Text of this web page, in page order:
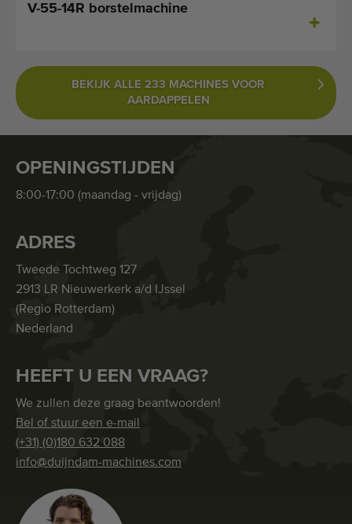
V-55-14R borstelmachine
BEKIJK ALLE 233 MACHINES VOOR
AARDAPPELEN
OPENINGSTIJDEN
8:00-17:00 (maandag - vrijdag)
ADRES
Tweede Tochtweg 127
2913 LR Nieuwerkerk a/d IJssel
(Regio Rotterdam)
Nederland
HEEFT U EEN VRAAG?
We zullen deze graag beantwoorden!
Bel of stuur een e-mail
(+31) (0)180 632 088
info@duijndam-machines.com